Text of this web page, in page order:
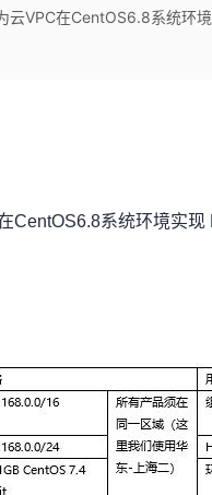
云VPC在CentOS6.8系统环
CentOS6.8系统环境实